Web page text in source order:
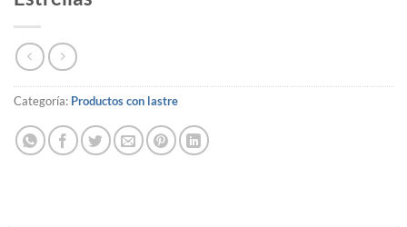
Categoría: Productos con lastre